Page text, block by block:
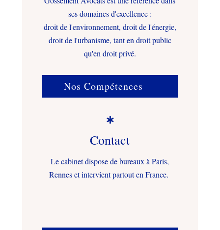
ses domaines d'excellence :
droit de l'environnement, droit de l'énergie,
droit de l'urbanisme, tant en droit public
qu'en droit privé.
Nos Compétences

Contact
Le cabinet dispose de bureaux à Paris,
Rennes et intervient partout en France.